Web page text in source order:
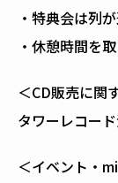
・特典会は列
・休憩時間を
＜CD販売に関
タワーレコー
＜イベント・